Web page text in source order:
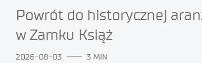
2026-08-03 3 MIN
Powrót do historycznej
w Zamku Książ